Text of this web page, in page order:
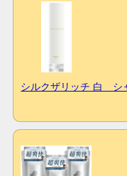
シルクザリッチ 白 シ